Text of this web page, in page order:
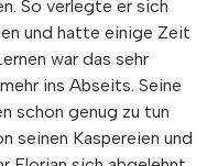
So verlegte er sich
und hatte einige Zeit
war das sehr
ins Abseits. Seine
schon genug zu tun
seinen Kaspereien und